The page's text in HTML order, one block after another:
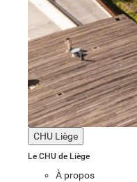
CHU Liège
Le CHU de Liège
À propos